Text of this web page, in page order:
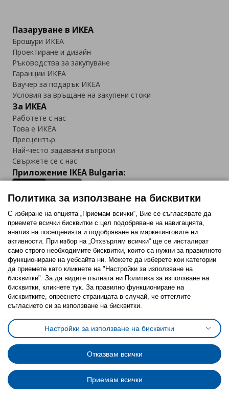
Пазаруване в ИКЕА
Брошури ИКЕА
Проектиране и дизайн
Ръководства за закупуване
Гаранции ИКЕА
Ваучер за подарък ИКЕА
Условия за връщане на закупени стоки
За ИКЕА
Работете с нас
Това е ИКЕА
Пресцентър
Най-често задавани въпроси
Свържете се с нас
Приложение IKEA Bulgaria:
Последвайте ни:
FacebookTwitterYoutubePinterestInstagram
Политика за използване на бисквитки (Cookies)
Избор на настройки за използване на бисквитки
Условия за ползване на ikea.bgОбща политика за личните данни
Политика за защита на личните данни на ikea.bg
Общи условия на програма IKEA Family
Политика за защита на лични данни на програма IKEA Family
© Inter-IKEA Systems B.V. 1999 - 2025
Политика за използване на бисквитки
С избиране на опцията „Приемам всички“, Вие се съгласявате да
приемете всички бисквитки с цел подобряване на навигацията,
анализ на посещенията и подобряване на маркетинговите ни
активности. При избор на „Отхвърлям всички“ ще се инсталират
само строго необходимитe бисквитки, които са нужни за правилното
функциониране на уебсайта ни. Можете да изберете кои категории
да приемете като кликнете на "Настройки за използване на
бисквитки". За да видите пълната ни Политика за използване на
бисквитки, кликнете тук. За правилно функциониране на
бисквитките, опреснете страницата в случай, че оттеглите
съгласието си за използване на бисквитки.
Настройки за използване на бисквитки
Отказвам всички
Приемам всички